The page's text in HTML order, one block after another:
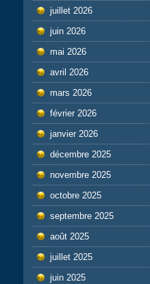
juillet 2026
juin 2026
mai 2026
avril 2026
mars 2026
février 2026
janvier 2026
décembre 2025
novembre 2025
octobre 2025
septembre 2025
août 2025
juillet 2025
juin 2025